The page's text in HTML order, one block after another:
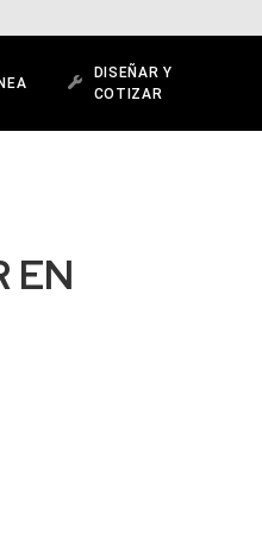
DISEÑAR Y
COTIZAR
EN